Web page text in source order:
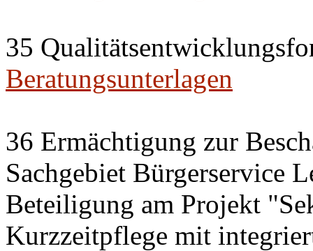
35
Beratungsunterlagen
36 Ermächtigung zur
Sachgebiet Bürgerservice
Beteiligung am Projekt
Kurzzeitpflege mit